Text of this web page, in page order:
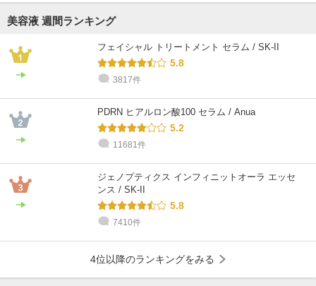
美容液 週間ランキング
フェイシャル トリートメント セラム / SK-II
5.8
3817件
PDRN ヒアルロン酸100 セラム / Anua
5.2
11681件
ジェノプティクス インフィニットオーラ エッセ
ンス / SK-II
5.8
7410件
4位以降のランキングをみる